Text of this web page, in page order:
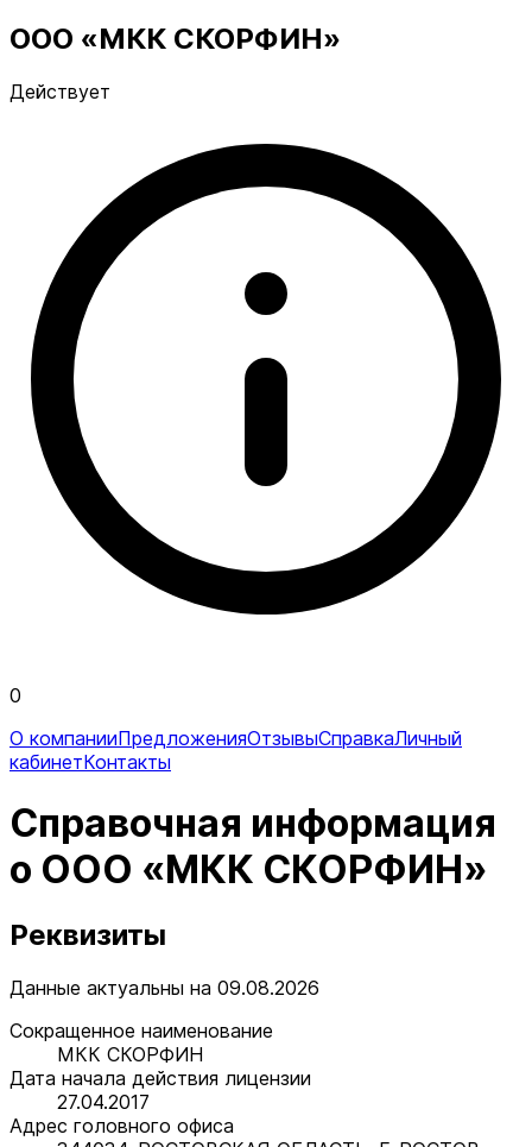
ООО «МКК СКОРФИН»
Действует
0
О компанииПредложенияОтзывыСправкаЛичный
кабинетКонтакты
Справочная информация
о ООО «МКК СКОРФИН»
Реквизиты
Данные актуальны на 09.08.2026
Сокращенное наименование
МКК СКОРФИН
Дата начала действия лицензии
27.04.2017
Адрес головного офиса